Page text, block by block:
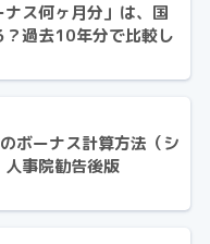
ス何ヶ月分」は、国
？過去10年分で比較し
ボーナス計算方法（シ
人事院勧告後版